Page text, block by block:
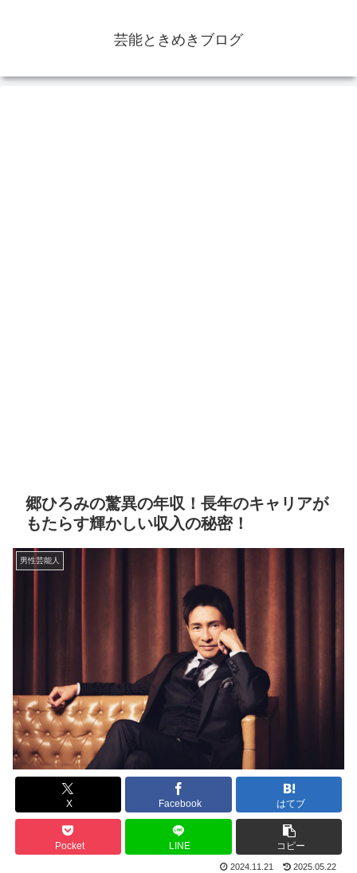
芸能ときめきブログ
郷ひろみの驚異の年収！長年のキャリアが
もたらす輝かしい収入の秘密！
男性芸能人
X Facebook はてブ
Pocket LINE コピー
2024.11.21 2025.05.22